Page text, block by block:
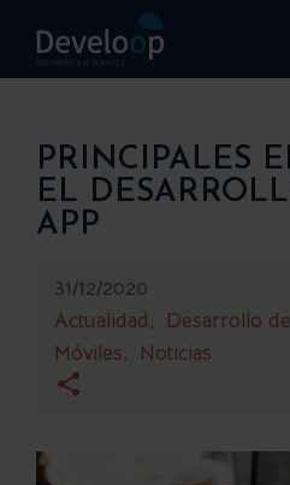
PRINCIPALES
EL
APP
31/12/2020
Actualidad
Desarrollo
Móviles
Noticias
Ver